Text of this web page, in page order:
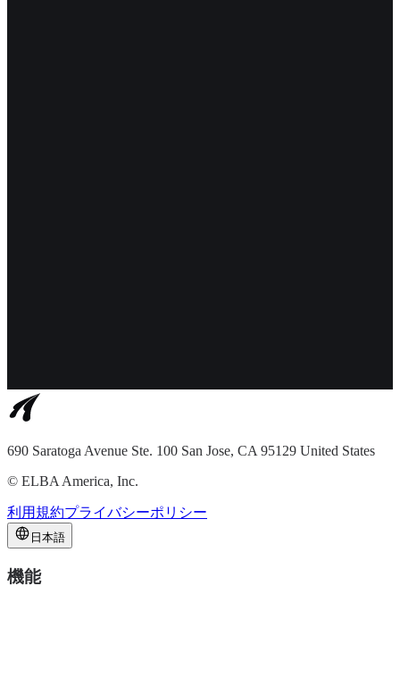
690 Saratoga Avenue Ste. 100 San Jose, CA 95129 United States
© ELBA America, Inc.
利用規約プライバシーポリシー
日本語
機能